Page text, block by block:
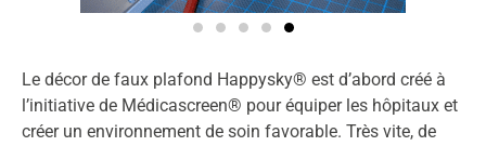
Le décor de faux plafond Happysky® est d’abord créé à
l’initiative de Médicascreen® pour équiper les hôpitaux et
créer un environnement de soin favorable. Très vite, de